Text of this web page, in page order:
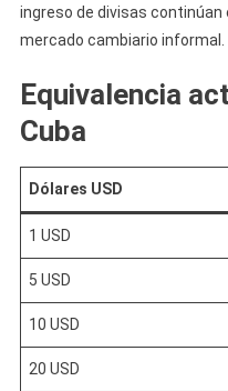
ingreso de divisas continúan
mercado cambiario informal.
Equivalencia
Cuba
Dólares USD
1 USD
5 USD
10 USD
20 USD